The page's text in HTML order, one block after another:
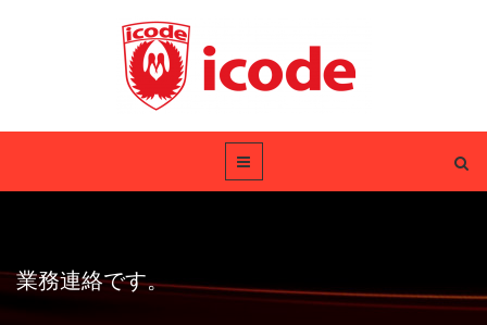
業務連絡です。